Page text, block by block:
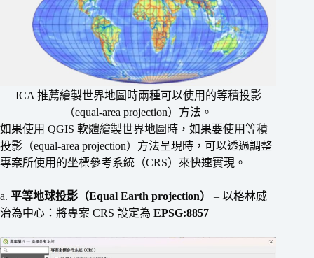
ICA 推薦繪製世界地圖時兩種可以使用的等積投影
（equal-area projection）方法。
如果使用 QGIS 軟體繪製世界地圖時，如果要使用等積
投影（equal-area projection）方法呈現時，可以透過調整
專案所使用的坐標參考系統（CRS）來快速實現。
a. 平等地球投影（Equal Earth projection）
– 以格林威
治為中心：將專案 CRS 設定為 EPSG:8857